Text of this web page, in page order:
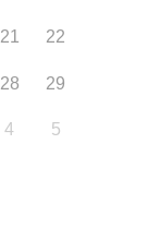
21 22
28 29
4 5